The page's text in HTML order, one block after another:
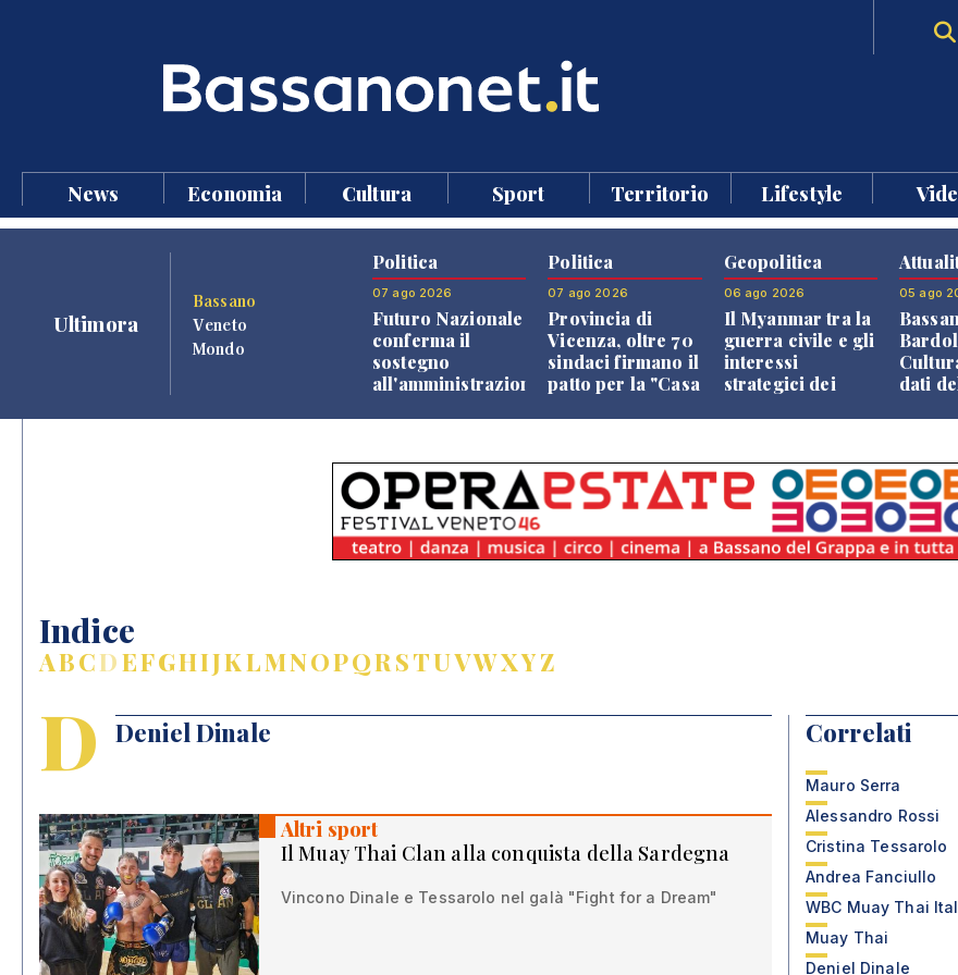
News Economia Cultura Sport Territorio Lifestyle
Ultimora
Bassano
Veneto
Mondo
Politica
07 ago 2026
Futuro Nazionale
conferma il
sostegno
all'amministrazione
Politica
07 ago 2026
Provincia di
Vicenza, oltre 70
sindaci firmano il
patto per la "Casa
Geopolitica
06 ago 2026
Il Myanmar tra la
guerra civile e gli
interessi
strategici dei
05 ago
dati
Indice
ABCDEFGHIJKLMNOPQRSTUVWXYZ
D Deniel Dinale
Altri sport
Il Muay Thai Clan alla conquista della Sardegna
Vincono Dinale e Tessarolo nel galà "Fight for a Dream"
Correlati
Mauro Serra
Alessandro Rossi
Cristina Tessarolo
Andrea Fanciullo
WBC Muay Thai
Muay Thai
Deniel Dinale